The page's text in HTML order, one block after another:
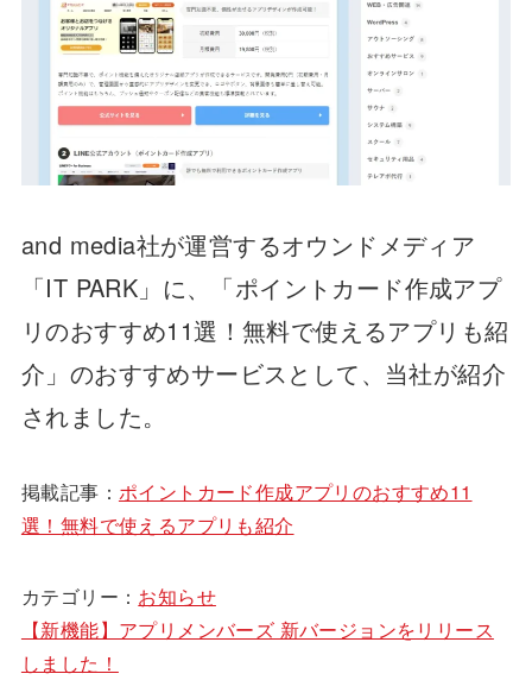
and media社が運営するオウンドメディア
「IT PARK」に、「ポイントカード作成アプ
リのおすすめ11選！無料で使えるアプリも紹
介」のおすすめサービスとして、当社が紹介
されました。
掲載記事： ポイントカード作成アプリのおすすめ11
選！無料で使えるアプリも紹介
カテゴリー： お知らせ
【新機能】アプリメンバーズ 新バージョンをリリース
しました！